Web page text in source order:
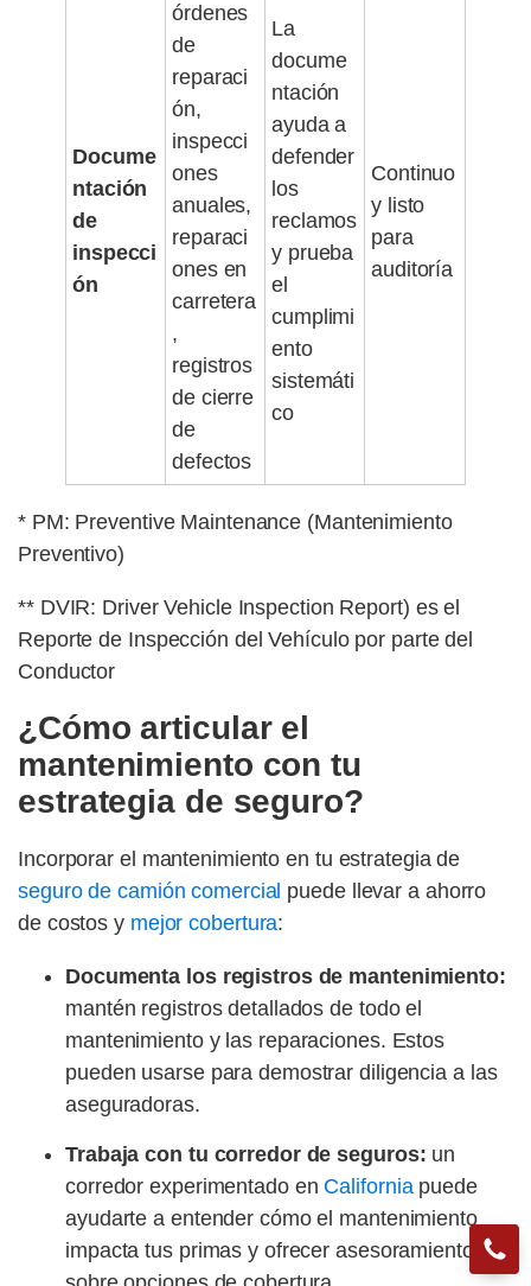
Docume
ntación
de
inspecci
ón
órdenes
de
reparaci
ón,
inspecci
ones
anuales,
reparaci
ones en
carretera
,
registros
de cierre
de
defectos
La
docume
ntación
ayuda a
defender
los
reclamos
y prueba
el
cumplimi
ento
sistemáti
co
Continuo
y listo
para
auditoría
* PM: Preventive Maintenance (Mantenimiento
Preventivo)
** DVIR: Driver Vehicle Inspection Report) es el
Reporte de Inspección del Vehículo por parte del
Conductor
¿Cómo articular el
mantenimiento con tu
estrategia de seguro?
Incorporar el mantenimiento en tu estrategia de
seguro de camión comercial puede llevar a ahorro
de costos y mejor cobertura:
Documenta los registros de mantenimiento:
mantén registros detallados de todo el
mantenimiento y las reparaciones. Estos
pueden usarse para demostrar diligencia a las
aseguradoras.
Trabaja con tu corredor de seguros: un
corredor experimentado en Californiapuede
ayudarte a entender cómo el mantenimiento
impacta tus primas y ofrecer asesoramiento